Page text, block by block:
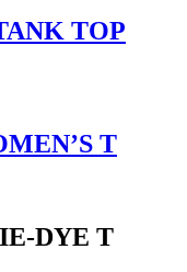
TOP
T
DYE T